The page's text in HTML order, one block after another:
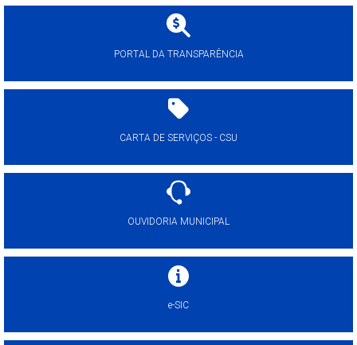
PORTAL DA TRANSPARÊNCIA
CARTA DE SERVIÇOS - CSU
OUVIDORIA MUNICIPAL
e-SIC